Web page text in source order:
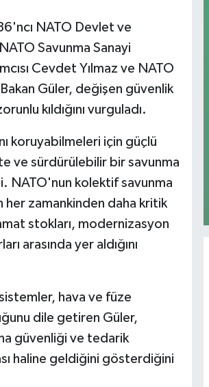
NATO Devlet ve
Savunma Sanayi
Cevdet Yılmaz ve NATO
Güler, değişen güvenlik
kıldığını vurguladı.
koruyabilmeleri için güçlü
ve sürdürülebilir bir savunma
NATO'nun kolektif savunma
her zamankinden daha kritik
stokları, modernizasyon
arasında yer aldığını
hava ve füze
dile getiren Güler,
güvenliği ve tedarik
haline geldiğini gösterdiğini